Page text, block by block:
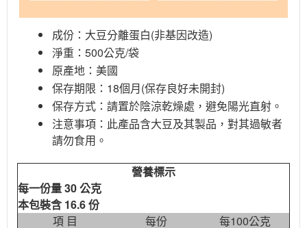
成份：大豆分離蛋白(非基因改造)
淨重：500公克/袋
原產地：美國
保存期限：18個月(保存良好未開封)
保存方式：請置於陰涼乾燥處，避免陽光直射。
注意事項：此產品含大豆及其製品，對其過敏者
請勿食用。
營養標示
每一份量 30 公克
本包裝含 16.6 份
項 目
每份 每100公克